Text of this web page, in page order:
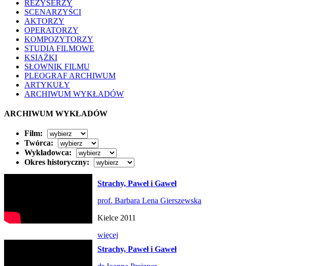
REŻYSERZY
SCENARZYŚCI
AKTORZY
OPERATORZY
KOMPOZYTORZY
STUDIA FILMOWE
KSIĄŻKI
SŁOWNIK FILMU
PLEOGRAF ARCHIWUM
ARTYKUŁY
ARCHIWUM WYKŁADÓW
ARCHIWUM WYKŁADÓW
Film:
Twórca:
Wykładowca:
Okres historyczny:
Strachy, Paweł i Gaweł
prof. Barbara Lena Gierszewska
Kielce 2011
więcej
Strachy, Paweł i Gaweł